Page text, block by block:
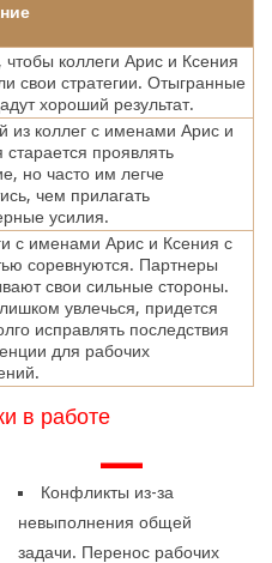
чтобы коллеги Арис и Ксения
свои стратегии. Отыгранные
хороший результат.
из коллег с именами Арис и
старается проявлять
но часто им легче
чем прилагать
усилия.
с именами Арис и Ксения с
соревнуются. Партнеры
свои сильные стороны.
увлечься, придется
исправлять последствия
для рабочих
в работе
—
Конфликты из-за
невыполнения общей
задачи. Перенос рабочих